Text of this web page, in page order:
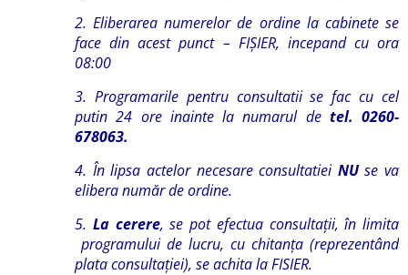
2. Eliberarea numerelor de ordine la cabinete se
face din acest punct – FIŞIER, incepand cu ora
08:00
3. Programarile pentru consultatii se fac cu cel
putin 24 ore inainte la numarul de tel. 0260-
678063.
4. În lipsa actelor necesare consultatiei NUse va
elibera număr de ordine.
5. La cerere, se pot efectua consultaţii, în limita
programului de lucru, cu chitanţa (reprezentând
plata consultaţiei), se achita la FISIER.